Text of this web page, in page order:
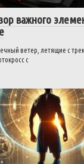
важного
ветер, летящие с
с